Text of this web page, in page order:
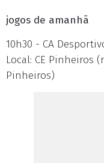
jogos de amanhã
10h30 - CA
Local: CE Pinheiros
Pinheiros)